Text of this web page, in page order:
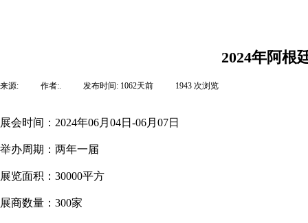
2024年阿根
来源: 作者:. 发布时间: 1062天前 1943 次浏览
展会时间：2024年06月04日-06月07日
举办周期：两年一届
展览面积：30000平方
展商数量：300家